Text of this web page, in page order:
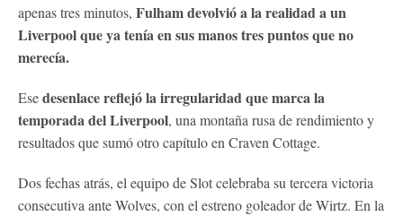
apenas tres minutos, Fulham devolvió a la realidad a un
Liverpool que ya tenía en sus manos tres puntos que no
merecía.
Esedesenlace reflejó la irregularidad que marca la
temporada del Liverpool, una montaña rusa de rendimiento y
resultados que sumó otro capítulo en Craven Cottage.
Dos fechas atrás, el equipo de Slot celebraba su tercera victoria
consecutiva ante Wolves, con el estreno goleador de Wirtz. En la